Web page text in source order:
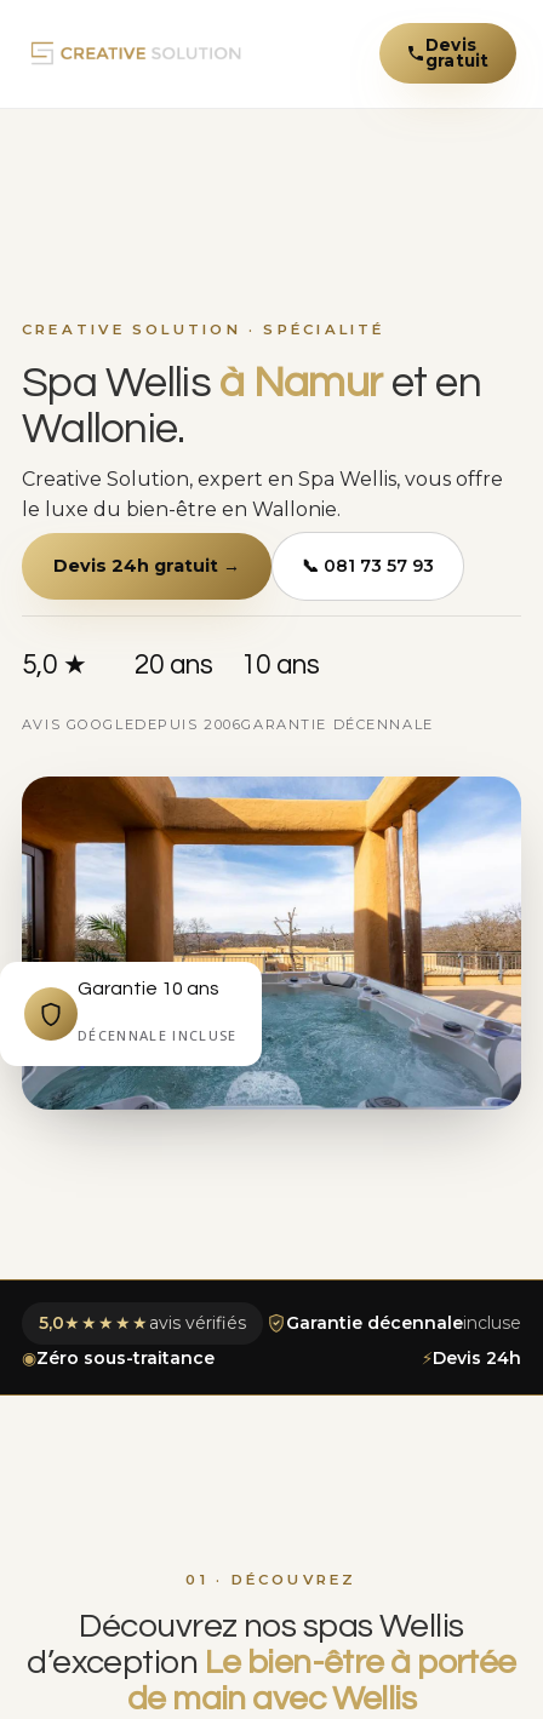
Devis
gratuit
CREATIVE SOLUTION · SPÉCIALITÉ
Spa Wellis à Namuret en
Wallonie.
Creative Solution, expert en Spa Wellis, vous offre
le luxe du bien-être en Wallonie.
Devis 24h gratuit → 📞 081 73 57 93
5,0 ★
AVIS GOOGLE
20 ans
DEPUIS 2006
10 ans
GARANTIE DÉCENNALE
Garantie 10 ans
DÉCENNALE INCLUSE
5,0★★★★★ avis vérifiés Garantie décennaleincluse
◉Zéro sous-traitance ⚡Devis 24h
01 · DÉCOUVREZ
Découvrez nos spas Wellis
d’exception Le bien-être à portée
de main avec Wellis